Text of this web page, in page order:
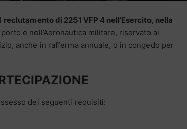
reclutamento di 2251 VFP 4 nell’Esercito, nella
e nell’Aeronautica militare, riservato ai
anche in rafferma annuale, o in congedo per
dei seguenti requisiti: